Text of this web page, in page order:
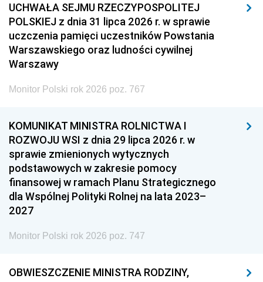
UCHWAŁA SEJMU RZECZYPOSPOLITEJ
POLSKIEJ z dnia 31 lipca 2026 r. w sprawie
uczczenia pamięci uczestników Powstania
Warszawskiego oraz ludności cywilnej
Warszawy
Monitor Polski rok 2026 poz. 767
KOMUNIKAT MINISTRA ROLNICTWA I
ROZWOJU WSI z dnia 29 lipca 2026 r. w
sprawie zmienionych wytycznych
podstawowych w zakresie pomocy
finansowej w ramach Planu Strategicznego
dla Wspólnej Polityki Rolnej na lata 2023–
2027
Monitor Polski rok 2026 poz. 747
OBWIESZCZENIE MINISTRA RODZINY,